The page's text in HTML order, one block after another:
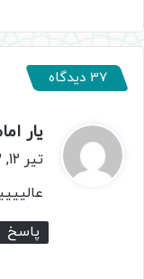
37 دیدگاه
یار
تیر 12, 1403 در 4:58 ب.ظ
پاسخ